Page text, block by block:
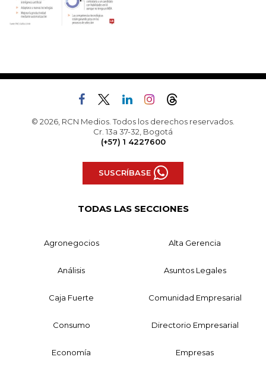
© 2026, RCN Medios. Todos los derechos reservados.
Cr. 13a 37-32, Bogotá
(+57) 1 4227600
SUSCRÍBASE
TODAS LAS SECCIONES
Agronegocios Alta Gerencia
Análisis Asuntos Legales
Caja Fuerte Comunidad Empresarial
Consumo Directorio Empresarial
Economía Empresas